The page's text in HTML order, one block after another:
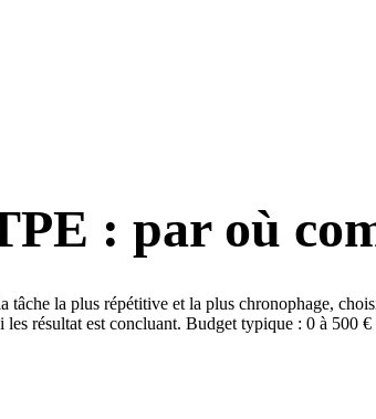
: par où
tâche la plus répétitive et la plus chronophage,
résultat est concluant. Budget typique : 0 à 500